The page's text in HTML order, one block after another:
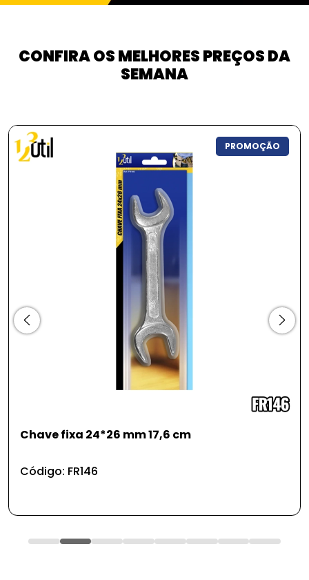
CONFIRA OS MELHORES PREÇOS DA
SEMANA
PROMOÇÃO
Chave fixa 24*26 mm 17,6 cm
Código: FR146